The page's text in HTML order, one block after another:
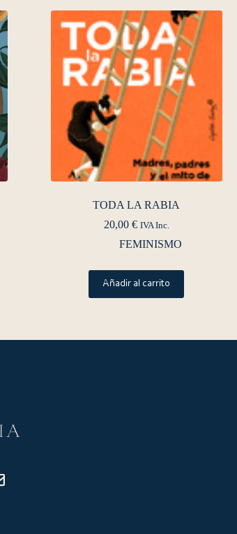
TODA LA RABIA
20,00 € IVA Inc.
FEMINISMO
Añadir al carrito